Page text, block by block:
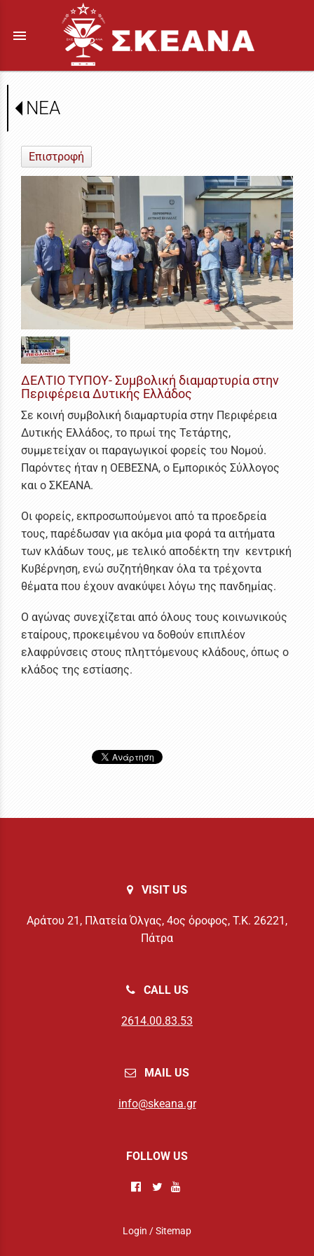
menu
ΝΕΑ
Επιστροφή
ΔΕΛΤΙΟ ΤΥΠΟΥ- Συμβολική διαμαρτυρία στην
Περιφέρεια Δυτικής Ελλάδος
Σε κοινή συμβολική διαμαρτυρία στην Περιφέρεια
Δυτικής Ελλάδος, το πρωί της Τετάρτης,
συμμετείχαν οι παραγωγικοί φορείς του Νομού.
Παρόντες ήταν η ΟΕΒΕΣΝΑ, ο Εμπορικός Σύλλογος
και ο ΣΚΕΑΝΑ.
Οι φορείς, εκπροσωπούμενοι από τα προεδρεία
τους, παρέδωσαν για ακόμα μια φορά τα αιτήματα
των κλάδων τους, με τελικό αποδέκτη την κεντρική
Κυβέρνηση, ενώ συζητήθηκαν όλα τα τρέχοντα
θέματα που έχουν ανακύψει λόγω της πανδημίας.
Ο αγώνας συνεχίζεται από όλους τους κοινωνικούς
εταίρους, προκειμένου να δοθούν επιπλέον
ελαφρύνσεις στους πληττόμενους κλάδους, όπως ο
κλάδος της εστίασης.
VISIT US
Αράτου 21, Πλατεία Όλγας, 4ος όροφος, Τ.Κ. 26221,
Πάτρα
CALL US
2614.00.83.53
MAIL US
info@skeana.gr
FOLLOW US
Login /Sitemap